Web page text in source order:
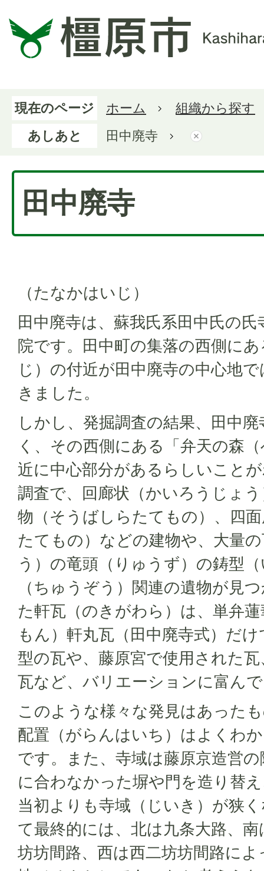
現在のページ ホーム
組織から探す
あしあと
田中廃寺
田中廃寺
（たなかはいじ）
田中廃寺は、蘇我氏系田中氏の
院です。田中町の集落の西側に
じ）の付近が田中廃寺の中心地
きました。
しかし、発掘調査の結果、田中
く、その西側にある「弁天の森
近に中心部分があるらしいこと
調査で、回廊状（かいろうじょ
物（そうばしらたてもの）、四
たてもの）などの建物や、大量
う）の竜頭（りゅうず）の鋳型
（ちゅうぞう）関連の遺物が見
た軒瓦（のきがわら）は、単弁
もん）軒丸瓦（田中廃寺式）だ
型の瓦や、藤原宮で使用された
瓦など、バリエーションに富ん
このような様々な発見はあった
配置（がらんはいち）はよくわ
です。また、寺域は藤原京造営
に合わなかった塀や門を造り替
当初よりも寺域（じいき）が狭
て最終的には、北は九条大路、
坊坊間路、西は西二坊坊間路に